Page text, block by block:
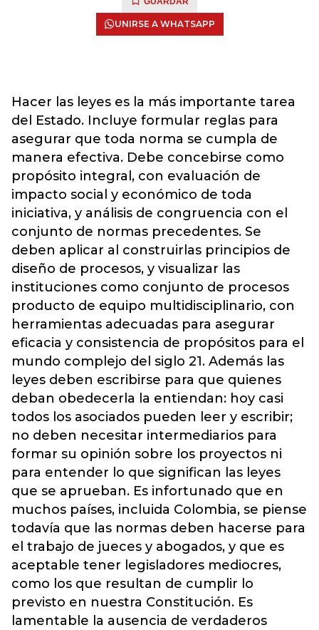
UNIRSE A WHATSAPP
Hacer las leyes es la más importante tarea
del Estado. Incluye formular reglas para
asegurar que toda norma se cumpla de
manera efectiva. Debe concebirse como
propósito integral, con evaluación de
impacto social y económico de toda
iniciativa, y análisis de congruencia con el
conjunto de normas precedentes. Se
deben aplicar al construirlas principios de
diseño de procesos, y visualizar las
instituciones como conjunto de procesos
producto de equipo multidisciplinario, con
herramientas adecuadas para asegurar
eficacia y consistencia de propósitos para el
mundo complejo del siglo 21. Además las
leyes deben escribirse para que quienes
deban obedecerla la entiendan: hoy casi
todos los asociados pueden leer y escribir;
no deben necesitar intermediarios para
formar su opinión sobre los proyectos ni
para entender lo que significan las leyes
que se aprueban. Es infortunado que en
muchos países, incluida Colombia, se piense
todavía que las normas deben hacerse para
el trabajo de jueces y abogados, y que es
aceptable tener legisladores mediocres,
como los que resultan de cumplir lo
previsto en nuestra Constitución. Es
lamentable la ausencia de verdaderos